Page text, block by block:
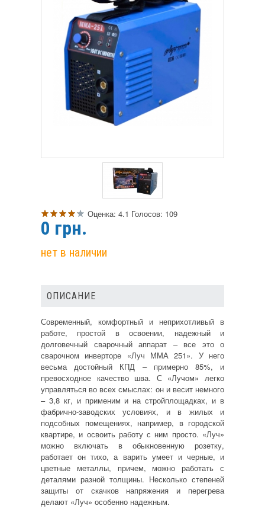
Оценка: 4.1 Голосов: 109
0 грн.
нет в наличии
ОПИСАНИЕ
Современный, комфортный и неприхотливый в
работе, простой в освоении, надежный и
долговечный сварочный аппарат – все это о
сварочном инверторе «Луч ММА 251». У него
весьма достойный КПД – примерно 85%, и
превосходное качество шва. С «Лучом» легко
управляться во всех смыслах: он и весит немного
– 3,8 кг, и применим и на стройплощадках, и в
фабрично-заводских условиях, и в жилых и
подсобных помещениях, например, в городской
квартире, и освоить работу с ним просто. «Луч»
можно включать в обыкновенную розетку,
работает он тихо, а варить умеет и черные, и
цветные металлы, причем, можно работать с
деталями разной толщины. Несколько степеней
защиты от скачков напряжения и перегрева
делают «Луч» особенно надежным.